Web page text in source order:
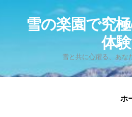
雪の楽園で究
体
雪と共に心躍る、あな
ホ